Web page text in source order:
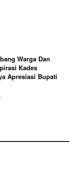
Warga Dan
Kades
Apresiasi Bupati